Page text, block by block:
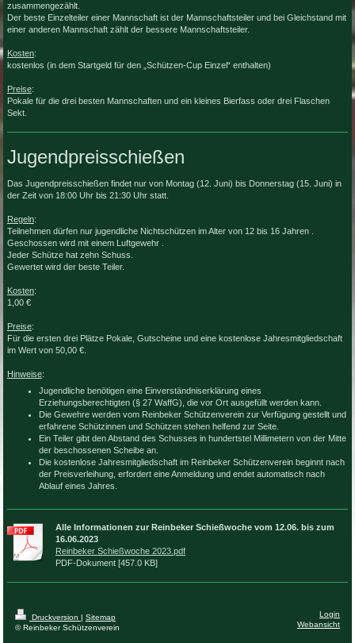
zusammengezählt.
Der beste Einzelteiler einer Mannschaft ist der Mannschaftsteiler und bei Gleichstand mit
einer anderen Mannschaft zählt der bessere Mannschaftsteiler.
Kosten:
kostenlos (in dem Startgeld für den „Schützen-Cup Einzel“ enthalten)
Preise:
Pokale für die drei besten Mannschaften und ein kleines Bierfass oder drei Flaschen
Sekt.
Jugendpreisschießen
Das Jugendpreisschießen findet nur von Montag (12. Juni) bis Donnerstag (15. Juni) in
der Zeit von 18:00 Uhr bis 21:30 Uhr statt.
Regeln:
Teilnehmen dürfen nur jugendliche Nichtschützen im Alter von 12 bis 16 Jahren .
Geschossen wird mit einem Luftgewehr .
Jeder Schütze hat zehn Schuss.
Gewertet wird der beste Teiler.
Kosten:
1,00 €
Preise:
Für die ersten drei Plätze Pokale, Gutscheine und eine kostenlose Jahresmitgliedschaft
im Wert von 50,00 €.
Hinweise:
Jugendliche benötigen eine Einverständniserklärung eines
Erziehungsberechtigten (§ 27 WaffG), die vor Ort ausgefüllt werden kann.
Die Gewehre werden vom Reinbeker Schützenverein zur Verfügung gestellt und
erfahrene Schützinnen und Schützen stehen helfend zur Seite.
Ein Teiler gibt den Abstand des Schusses in hundertstel Millimetern von der Mitte
der beschossenen Scheibe an.
Die kostenlose Jahresmitgliedschaft im Reinbeker Schützenverein beginnt nach
der Preisverleihung, erfordert eine Anmeldung und endet automatisch nach
Ablauf eines Jahres.
Alle Informationen zur Reinbeker Schießwoche vom 12.06. bis zum
16.06.2023
Reinbeker Schießwoche 2023.pdf
PDF-Dokument [457.0 KB]
Druckversion | Sitemap
© Reinbeker Schützenverein
Login
Webansicht